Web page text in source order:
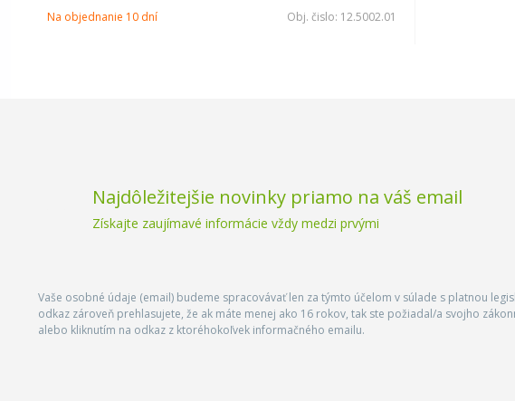
Na objednanie 10 dní Obj. čislo: 12.5002.01
Najdôležitejšie novinky priamo na váš email
Získajte zaujímavé informácie vždy medzi prvými
Vaše osobné údaje (email) budeme spracovávať len za týmto účelom v súlade s platnou
odkaz zároveň prehlasujete, že ak máte menej ako 16 rokov, tak ste požiadal/a svojho
alebo kliknutím na odkaz z ktoréhokoľvek informačného emailu.